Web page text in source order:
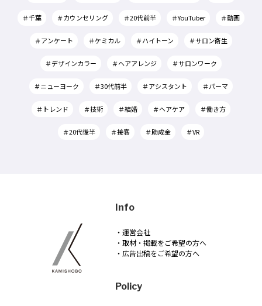
＃千葉 ＃カウンセリング ＃20代前半 ＃YouTuber ＃動画
＃アンケート ＃ケミカル ＃ハイトーン ＃サロン衛生
＃デザインカラー ＃ヘアアレンジ ＃サロンワーク
＃ニューヨーク ＃30代前半 ＃アシスタント ＃パーマ
＃トレンド ＃技術 ＃結婚 ＃ヘアケア ＃働き方
＃20代後半 ＃接客 ＃助成金 ＃VR
Info
・運営会社
・取材・掲載をご希望の方へ
・広告出稿をご希望の方へ
Policy